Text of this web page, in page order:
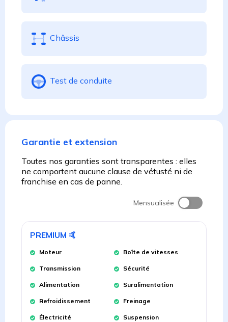
Châssis
Test de conduite
Garantie et extension
Toutes nos garanties sont transparentes : elles
ne comportent aucune clause de vétusté ni de
franchise en cas de panne.
Mensualisée
PREMIUM 🤙
Moteur Boîte de vitesses
Transmission Sécurité
Alimentation Suralimentation
Refroidissement Freinage
Électricité Suspension